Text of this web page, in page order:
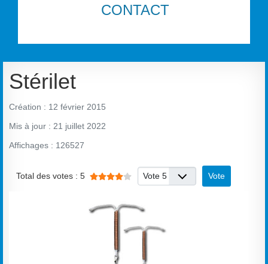
CONTACT
Stérilet
Création : 12 février 2015
Mis à jour : 21 juillet 2022
Affichages : 126527
Total des votes : 5 Veuillez voter